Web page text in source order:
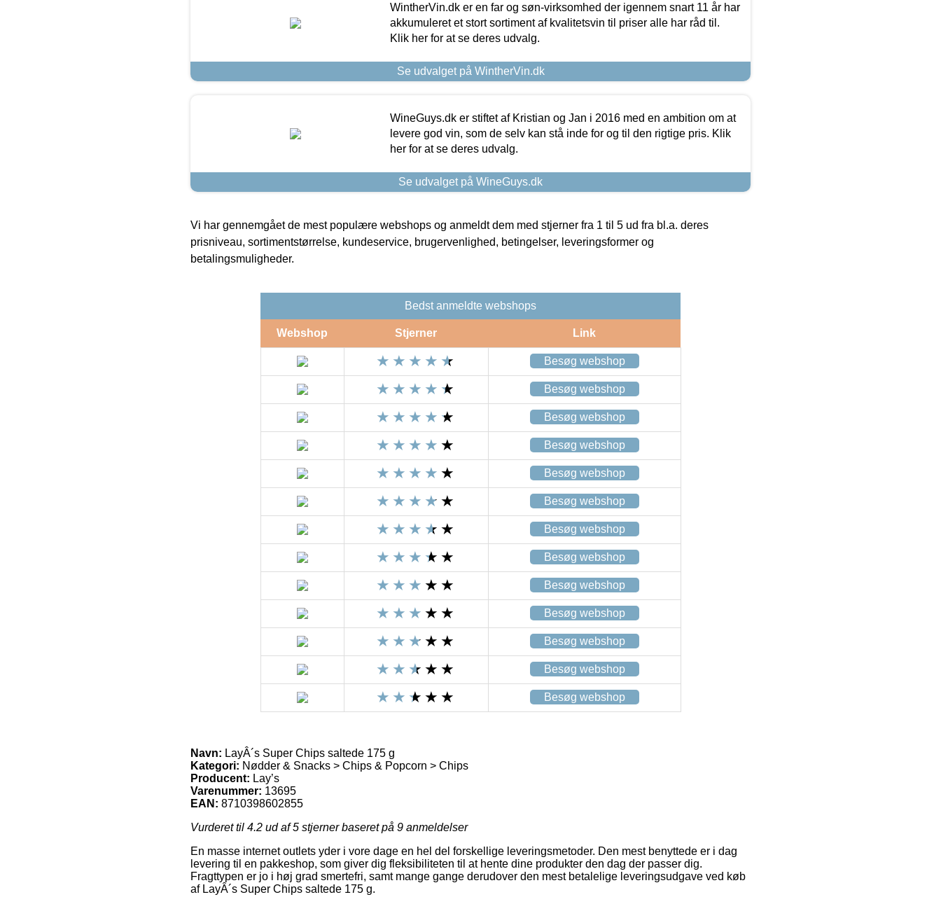
WintherVin.dk er en far og søn-virksomhed der igennem snart 11 år har
akkumuleret et stort sortiment af kvalitetsvin til priser alle har råd til.
Klik her for at se deres udvalg.
Se udvalget på WintherVin.dk
WineGuys.dk er stiftet af Kristian og Jan i 2016 med en ambition om at
levere god vin, som de selv kan stå inde for og til den rigtige pris. Klik
her for at se deres udvalg.
Se udvalget på WineGuys.dk
Vi har gennemgået de mest populære webshops og anmeldt dem med stjerner fra 1 til 5 ud fra bl.a. deres
prisniveau, sortimentstørrelse, kundeservice, brugervenlighed, betingelser, leveringsformer og
betalingsmuligheder.
Bedst anmeldte webshops
Webshop Stjerner Link
Besøg webshop
Besøg webshop
Besøg webshop
Besøg webshop
Besøg webshop
Besøg webshop
Besøg webshop
Besøg webshop
Besøg webshop
Besøg webshop
Besøg webshop
Besøg webshop
Besøg webshop
Navn: LayÂ´s Super Chips saltede 175 g
Kategori: Nødder & Snacks > Chips & Popcorn > Chips
Producent: Lay’s
Varenummer: 13695
EAN: 8710398602855
Vurderet til 4.2 ud af 5 stjerner baseret på 9 anmeldelser
En masse internet outlets yder i vore dage en hel del forskellige leveringsmetoder. Den mest benyttede er i dag
levering til en pakkeshop, som giver dig fleksibiliteten til at hente dine produkter den dag der passer dig.
Fragttypen er jo i høj grad smertefri, samt mange gange derudover den mest betalelige leveringsudgave ved køb
af LayÂ´s Super Chips saltede 175 g.